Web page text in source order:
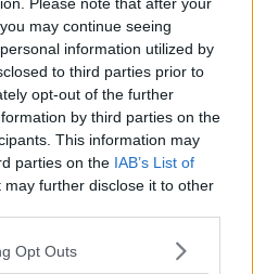
may continue seeing
information utilized by
to third parties prior to
opt-out of the further
by third parties on the
This information may
parties on the IAB’s List of
may further disclose it to other
uses one or more Google
Opt Outs
FRIULI REFOSCO
FRIULI